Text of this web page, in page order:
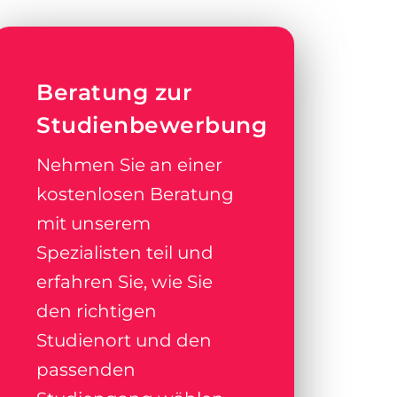
Beratung zur
Studienbewerbung
Nehmen Sie an einer
kostenlosen Beratung
mit unserem
Spezialisten teil und
erfahren Sie, wie Sie
den richtigen
Studienort und den
passenden